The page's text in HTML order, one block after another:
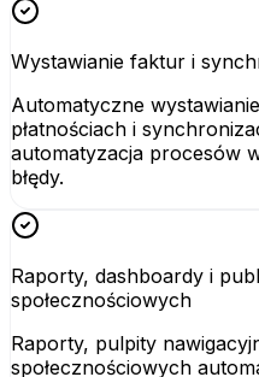
Wystawianie faktur i
Automatyczne
płatnościach i
automatyzacja procesów
błędy.
Raporty, dashboardy i
społecznościowych
Raporty, pulpity
społecznościowych